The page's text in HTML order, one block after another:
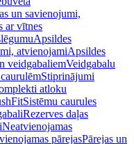
un savienojumi,
ar vītnes
Apsildes
atvienojamiApsildes
veidgabaliemVeidgabalu
Stiprinājumi
atloku
Sistēmu caurules
Rezerves daļas
Neatvienojamas
pārejasPārejas un